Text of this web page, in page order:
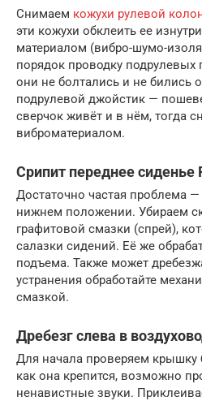
Снимаем кожухи рулевой
эти кожухи обклеить ее
материалом (вибро-шумо-
порядок проводку подрулевых
они не болтались и не бились
подрулевой джойстик —
сверчок живёт и в нём, тогда
виброматериалом.
Срипит переднее сиденье
Достаточно частая проблема
нижнем положении. Убираем
графитовой смазки (спрей),
салазки сидений. Её же
подъема. Также может
устранения обработайте
смазкой.
Дребезг слева в
Для начала проверяем крышку
как она крепится, возможно
ненавистные звуки.